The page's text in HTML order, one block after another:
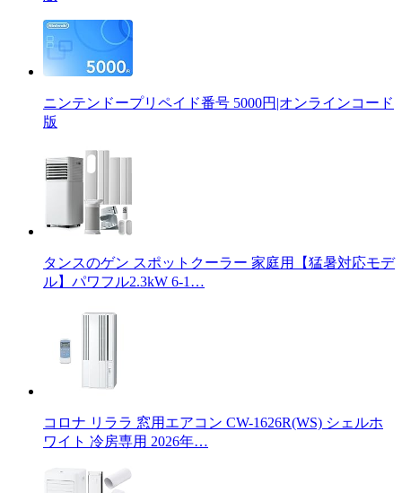
ニンテンドープリペイド番号 5000円|オンラインコード
版
タンスのゲン スポットクーラー 家庭用【猛暑対応モデ
ル】パワフル2.3kW 6-1…
コロナ リララ 窓用エアコン CW-1626R(WS) シェルホ
ワイト 冷房専用 2026年…